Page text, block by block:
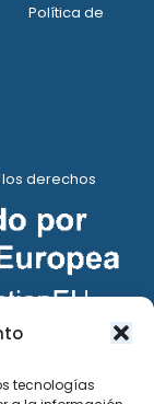
tecnologías
Política de
derechos